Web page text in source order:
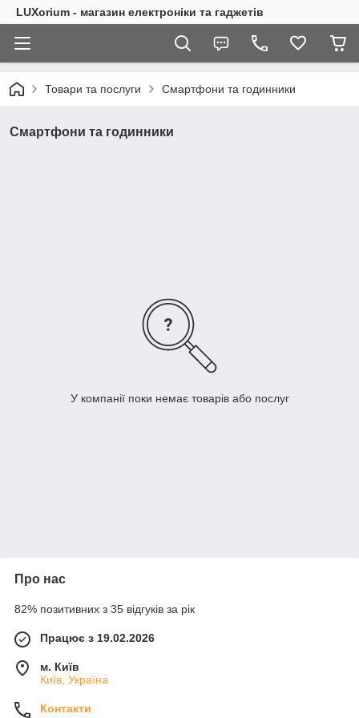
LUXorium - магазин електроніки та гаджетів
Товари та послуги Смартфони та годинники
Смартфони та годинники
У компанії поки немає товарів або послуг
Про нас
82% позитивних з 35 відгуків за рік
Працює з 19.02.2026
м. Київ
Київ, Україна
Контакти